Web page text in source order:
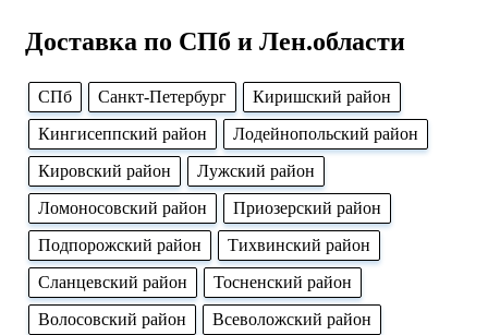
Доставка по СПб и Лен.области
CПб Cанкт-Петербург
Киришский район
Кингисеппский район
Лодейнопольский район
Кировский район
Лужский район
Ломоносовский район
Приозерский район
Подпорожский район
Тихвинский район
Сланцевский район
Тосненский район
Волосовский район
Всеволожский район